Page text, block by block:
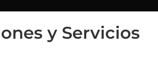
y Servicios